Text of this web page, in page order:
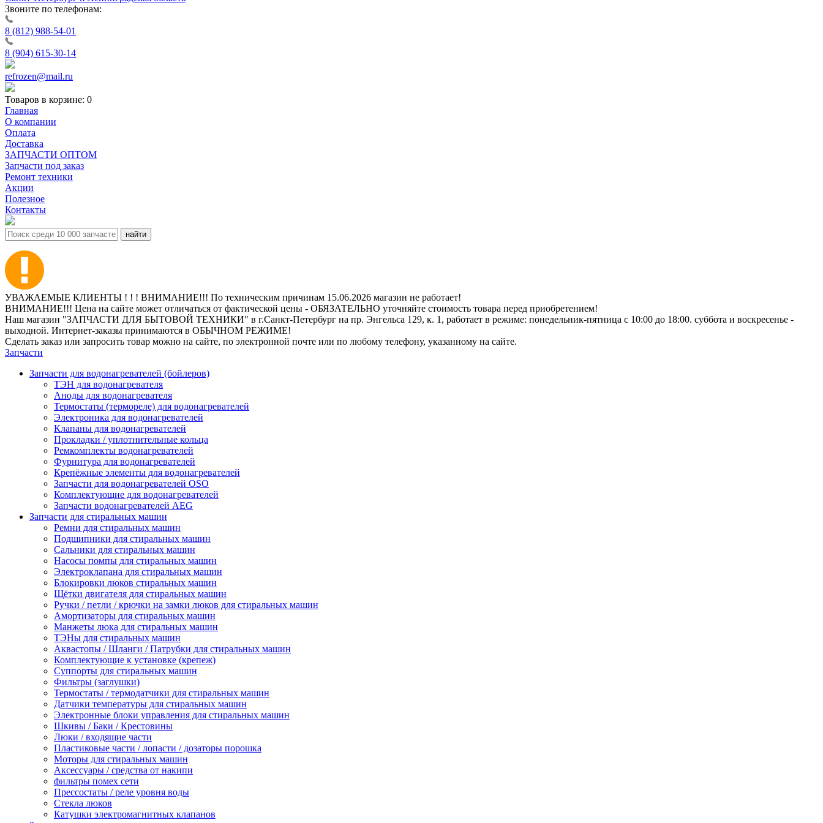
Звоните по телефонам:
8 (812) 988-54-01
8 (904) 615-30-14
refrozen@mail.ru
Товаров в корзине: 0
Главная
О компании
Оплата
Доставка
ЗАПЧАСТИ ОПТОМ
Запчасти под заказ
Ремонт техники
Акции
Полезное
Контакты
УВАЖАЕМЫЕ КЛИЕНТЫ ! ! ! ВНИМАНИЕ!!! По техническим причинам 15.06.2026 магазин не работает!
ВНИМАНИЕ!!! Цена на сайте может отличаться от фактической цены - ОБЯЗАТЕЛЬНО уточняйте стоимость товара перед приобретением!
Наш магазин "ЗАПЧАСТИ ДЛЯ БЫТОВОЙ ТЕХНИКИ" в г.Санкт-Петербург на пр. Энгельса 129, к. 1, работает в режиме: понедельник-пятница с 10:00 до 18:00. суббота и воскресенье -
выходной. Интернет-заказы принимаются в ОБЫЧНОМ РЕЖИМЕ!
Сделать заказ или запросить товар можно на сайте, по электронной почте или по любому телефону, указанному на сайте.
Запчасти
Запчасти для водонагревателей (бойлеров)
ТЭН для водонагревателя
Аноды для водонагревателя
Термостаты (термореле) для водонагревателей
Электроника для водонагревателей
Клапаны для водонагревателей
Прокладки / уплотнительные кольца
Ремкомплекты водонагревателей
Фурнитура для водонагревателей
Крепёжные элементы для водонагревателей
Запчасти для водонагревателей OSO
Комплектующие для водонагревателей
Запчасти водонагревателей AEG
Запчасти для стиральных машин
Ремни для стиральных машин
Подшипники для стиральных машин
Сальники для стиральных машин
Насосы помпы для стиральных машин
Электроклапана для стиральных машин
Блокировки люков стиральных машин
Щётки двигателя для стиральных машин
Ручки / петли / крючки на замки люков для стиральных машин
Амортизаторы для стиральных машин
Манжеты люка для стиральных машин
ТЭНы для стиральных машин
Аквастопы / Шланги / Патрубки для стиральных машин
Комплектующие к установке (крепеж)
Суппорты для стиральных машин
Фильтры (заглушки)
Термостаты / термодатчики для стиральных машин
Датчики температуры для стиральных машин
Электронные блоки управления для стиральных машин
Шкивы / Баки / Крестовины
Люки / входящие части
Пластиковые части / лопасти / дозаторы порошка
Моторы для стиральных машин
Аксессуары / средства от накипи
фильтры помех сети
Прессостаты / реле уровня воды
Стекла люков
Катушки электромагнитных клапанов